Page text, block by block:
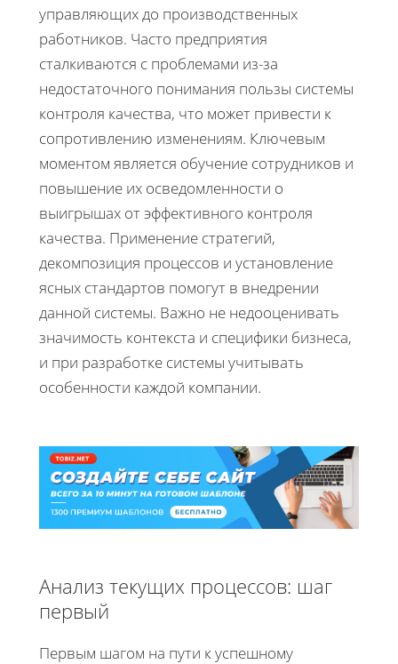
управляющих до производственных
работников. Часто предприятия
сталкиваются с проблемами из-за
недостаточного понимания пользы системы
контроля качества, что может привести к
сопротивлению изменениям. Ключевым
моментом является обучение сотрудников и
повышение их осведомленности о
выигрышах от эффективного контроля
качества. Применение стратегий,
декомпозиция процессов и установление
ясных стандартов помогут в внедрении
данной системы. Важно не недооценивать
значимость контекста и специфики бизнеса,
и при разработке системы учитывать
особенности каждой компании.
Анализ текущих процессов: шаг
первый
Первым шагом на пути к успешному